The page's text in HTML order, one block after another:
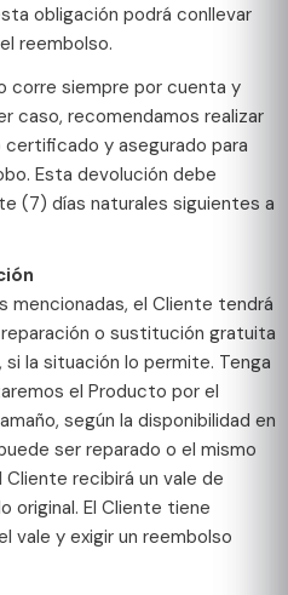
obligación podrá conllevar
reembolso.
corre siempre por cuenta y
caso, recomendamos realizar
y asegurado para
Esta devolución debe
(7) días naturales siguientes a
mencionadas, el Cliente tendrá
o sustitución gratuita
la situación lo permite. Tenga
el Producto por el
según la disponibilidad en
ser reparado o el mismo
recibirá un vale de
original. El Cliente tiene
vale y exigir un reembolso